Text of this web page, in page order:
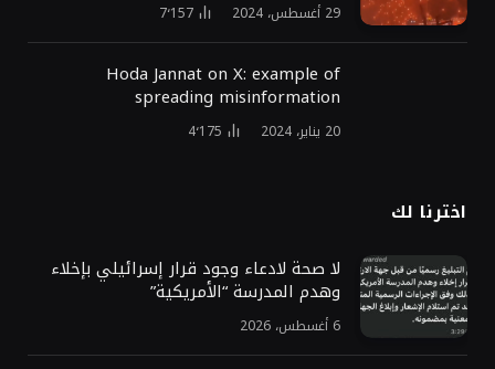
29 أغسطس، 2024 7٬157
Hoda Jannat on X: example of
spreading misinformation
20 يناير، 2024 4٬175
اخترنا لك
لا صحة لادعاء وجود قرار إسرائيلي بإخلاء
وهدم المدرسة “الأمريكية”
6 أغسطس، 2026